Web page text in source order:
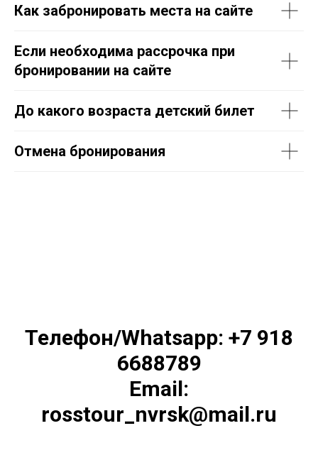
Как забронировать места на сайте
Если необходима рассрочка при
бронировании на сайте
До какого возраста детский билет
Отмена бронирования
Телефон/Whatsapp: +7 918
6688789
Email:
rosstour_nvrsk@mail.ru